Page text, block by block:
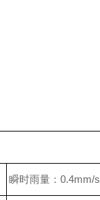
瞬时雨量：0.4mm/s